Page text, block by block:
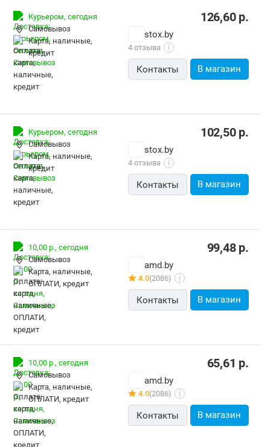
Курьером, сегодня
Самовывоз
карта, наличные,
кредит
126,60р.
stox.by
4 отзыва i
Контакты В магазин
Курьером, сегодня
Самовывоз
карта, наличные,
кредит
102,50р.
stox.by
4 отзыва i
Контакты В магазин
10,00 р., сегодня
Самовывоз
карта, наличные,
ОПЛАТИ, кредит
99,48р.
amd.by
4.0(2086) i
Контакты В магазин
10,00 р., сегодня
Самовывоз
карта, наличные,
ОПЛАТИ, кредит
65,61 р.
amd.by
4.0(2086) i
Контакты В магазин